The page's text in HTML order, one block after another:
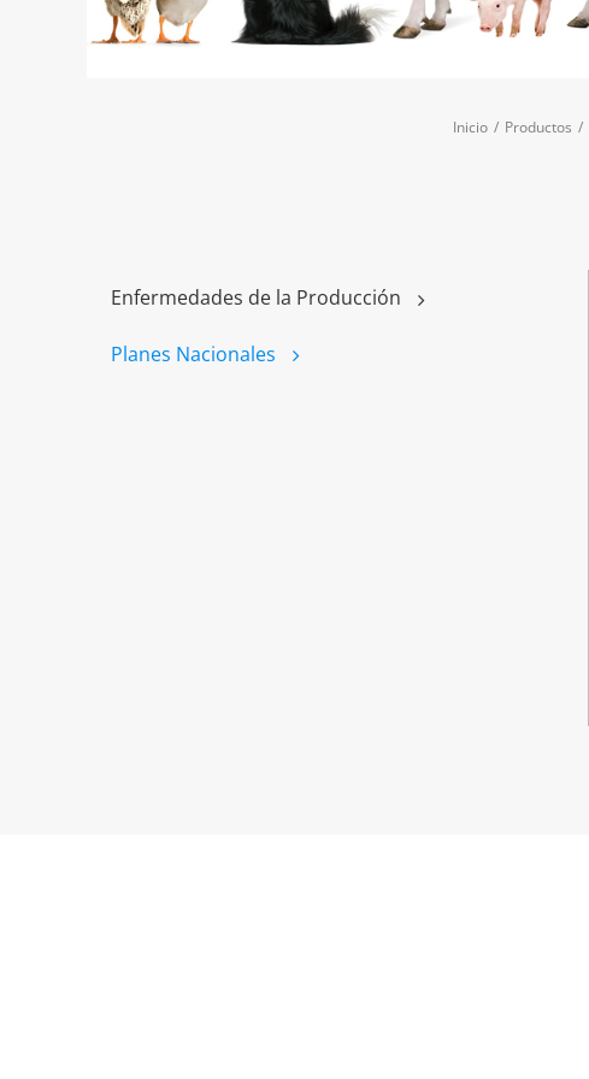
Inicio / Productos /
Enfermedades de la Producción
Planes Nacionales